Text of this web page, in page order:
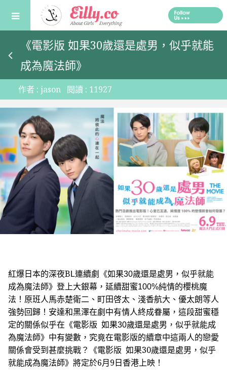
content
《電影版 如果30歲還是處男，似乎就能
成為魔法師》
作者 : jason 閱讀 : 11927
紅爆日本的深夜B L連續劇《如果30歲還是處男， 似乎就能
成為魔法師》登上大銀幕，延續甜蜜100%純情的櫻桃魔
法！原班人馬赤楚衛二、町田啓太、淺香航大、優太朗等人
強勢回歸！安達和黑澤在劇中有情人終成眷屬， 這段甜蜜穩
定的關係似乎在《電影版 如果30歲還是處男， 似乎就能成
為魔法師》中有變數， 究竟在電影版的續章中這兩人的戀愛
關係會受到甚麼挑戰？
《電影版 如果30歲還是處男，似乎
就能成為魔法師》 將定於6月9日香港上映！